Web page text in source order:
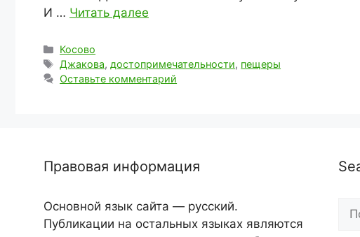
И … Читать далее
Рубрики
Косово
Метки
Джакова,достопримечательности, пещеры
Оставьте комментарий
Правовая информация
Основной язык сайта — русский.
Публикации на остальных языках являются